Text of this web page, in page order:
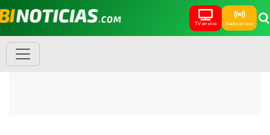
TV en vivo Radio en vivo